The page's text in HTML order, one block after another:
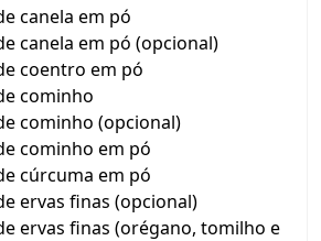
canela em pó
canela em pó (opcional)
coentro em pó
cominho
cominho (opcional)
cominho em pó
cúrcuma em pó
ervas finas (opcional)
ervas finas (orégano, tomilho e